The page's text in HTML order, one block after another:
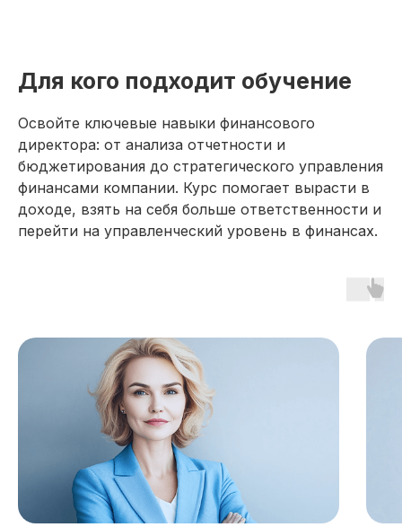
Для кого подходит обучение
Освойте ключевые навыки финансового
директора: от анализа отчетности и
бюджетирования до стратегического управления
финансами компании. Курс помогает вырасти в
доходе, взять на себя больше ответственности и
перейти на управленческий уровень в финансах.